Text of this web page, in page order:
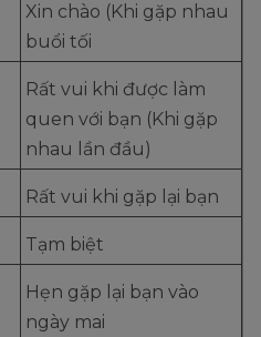
Xin chào (Khi gặp nhau
buổi tối
Rất vui khi được làm
quen với bạn (Khi gặp
nhau lần đầu)
Rất vui khi gặp lại bạn
Tạm biệt
Hẹn gặp lại bạn vào
ngày mai